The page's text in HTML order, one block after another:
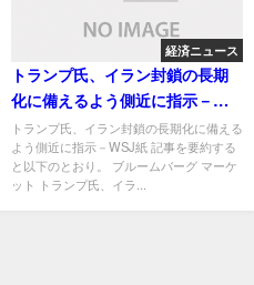
経済ニュース
トランプ氏、イラン封鎖の長期
化に備えるよう側近に指示－
WSJ紙
トランプ氏、イラン封鎖の長期化に備える
よう側近に指示－WSJ紙 記事を要約する
と以下のとおり。 ブルームバーグ マーケ
ット トランプ氏、イラ...